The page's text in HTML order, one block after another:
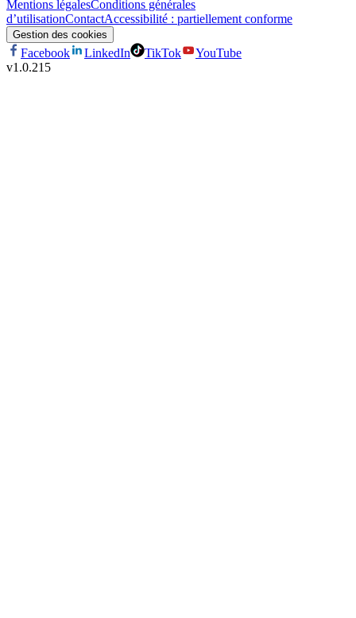
Mentions légalesConditions générales
d’utilisationContactAccessibilité : partiellement conforme
Gestion des cookies
Facebook LinkedIn TikTok
YouTube
v1.0.215